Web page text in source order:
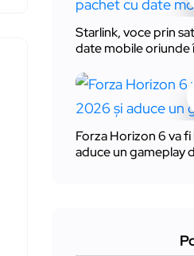
Starlink, voce prin
date mobile oriunde
Forza Horizon 6 va
aduce un gameplay